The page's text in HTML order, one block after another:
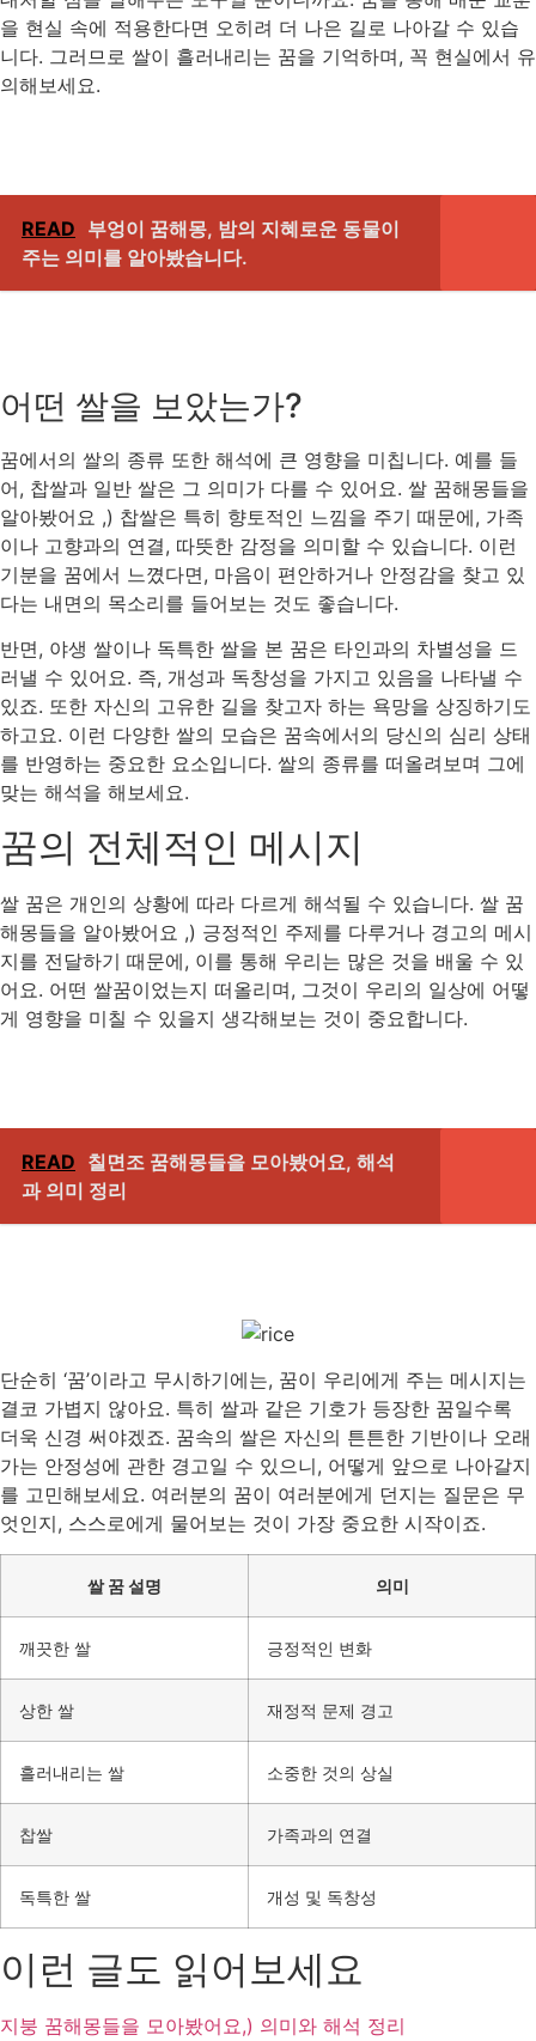
을 현실 속에 적용한다면 오히려 더 나은 길로 나아갈 수 있습
니다. 그러므로 쌀이 흘러내리는 꿈을 기억하며, 꼭 현실에서 유
의해보세요.
READ 부엉이 꿈해몽, 밤의 지혜로운 동물이
주는 의미를 알아봤습니다.
어떤 쌀을 보았는가?
꿈에서의 쌀의 종류 또한 해석에 큰 영향을 미칩니다. 예를 들
어, 찹쌀과 일반 쌀은 그 의미가 다를 수 있어요. 쌀 꿈해몽들을
알아봤어요 ,) 찹쌀은 특히 향토적인 느낌을 주기 때문에, 가족
이나 고향과의 연결, 따뜻한 감정을 의미할 수 있습니다. 이런
기분을 꿈에서 느꼈다면, 마음이 편안하거나 안정감을 찾고 있
다는 내면의 목소리를 들어보는 것도 좋습니다.
반면, 야생 쌀이나 독특한 쌀을 본 꿈은 타인과의 차별성을 드
러낼 수 있어요. 즉, 개성과 독창성을 가지고 있음을 나타낼 수
있죠. 또한 자신의 고유한 길을 찾고자 하는 욕망을 상징하기도
하고요. 이런 다양한 쌀의 모습은 꿈속에서의 당신의 심리 상태
를 반영하는 중요한 요소입니다. 쌀의 종류를 떠올려보며 그에
맞는 해석을 해보세요.
꿈의 전체적인 메시지
쌀 꿈은 개인의 상황에 따라 다르게 해석될 수 있습니다. 쌀 꿈
해몽들을 알아봤어요 ,) 긍정적인 주제를 다루거나 경고의 메시
지를 전달하기 때문에, 이를 통해 우리는 많은 것을 배울 수 있
어요. 어떤 쌀꿈이었는지 떠올리며, 그것이 우리의 일상에 어떻
게 영향을 미칠 수 있을지 생각해보는 것이 중요합니다.
READ 칠면조 꿈해몽들을 모아봤어요, 해석
과 의미 정리
단순히 ‘꿈’이라고 무시하기에는, 꿈이 우리에게 주는 메시지는
결코 가볍지 않아요. 특히 쌀과 같은 기호가 등장한 꿈일수록
더욱 신경 써야겠죠. 꿈속의 쌀은 자신의 튼튼한 기반이나 오래
가는 안정성에 관한 경고일 수 있으니, 어떻게 앞으로 나아갈지
를 고민해보세요. 여러분의 꿈이 여러분에게 던지는 질문은 무
엇인지, 스스로에게 물어보는 것이 가장 중요한 시작이죠.
쌀 꿈 설명 의미
깨끗한 쌀 긍정적인 변화
상한 쌀 재정적 문제 경고
흘러내리는 쌀 소중한 것의 상실
찹쌀 가족과의 연결
독특한 쌀 개성 및 독창성
이런 글도 읽어보세요
지붕 꿈해몽들을 모아봤어요,) 의미와 해석 정리